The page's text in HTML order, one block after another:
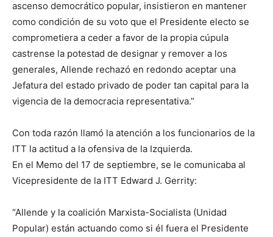
ascenso democrático popular, insistieron en mantener
como condición de su voto que el Presidente electo se
comprometiera a ceder a favor de la propia cúpula
castrense la potestad de designar y remover a los
generales, Allende rechazó en redondo aceptar una
Jefatura del estado privado de poder tan capital para la
vigencia de la democracia representativa.”
Con toda razón llamó la atención a los funcionarios de la
ITT la actitud a la ofensiva de la Izquierda.
En el Memo del 17 de septiembre, se le comunicaba al
Vicepresidente de la ITT Edward J. Gerrity:
“Allende y la coalición Marxista-Socialista (Unidad
Popular) están actuando como si él fuera el Presidente